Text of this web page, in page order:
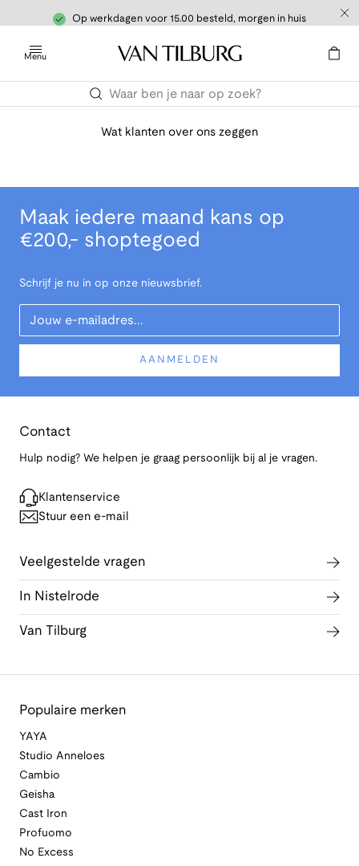
Op werkdagen voor 15.00 besteld, morgen in huis
Menu
Wat klanten over ons zeggen
Maak iedere maand kans op
€200,- shoptegoed
Schrijf je nu in op onze nieuwsbrief.
Your Email
AANMELDEN
Contact
Hulp nodig? We helpen je graag persoonlijk bij al je vragen.
Klantenservice
Stuur een e-mail
Veelgestelde vragen
In Nistelrode
Van Tilburg
Populaire merken
YAYA
Studio Anneloes
Cambio
Geisha
Cast Iron
Profuomo
No Excess